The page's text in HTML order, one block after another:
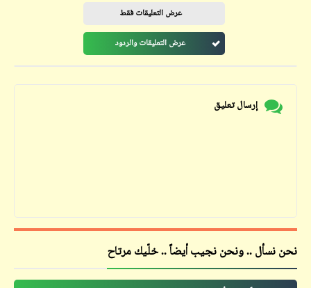
عرض التعليقات فقط
عرض التعليقات والردود
إرسال تعليق
نحن نسأل .. ونحن نجيب أيضاً .. خلّيك مرتاح